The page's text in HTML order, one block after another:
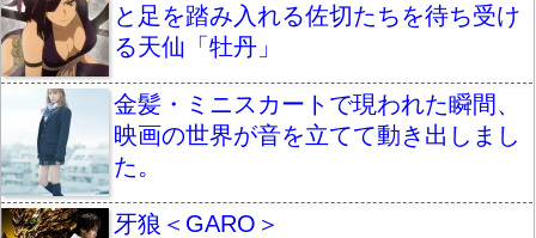
と足を踏み入れる佐切たちを待ち受け
る天仙「牡丹」
金髪・ミニスカートで現われた瞬間、
映画の世界が音を立てて動き出しまし
た。
牙狼＜GARO＞